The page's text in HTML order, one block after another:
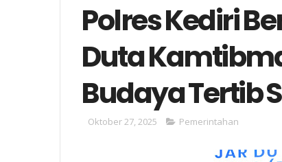
Polres Kediri
Duta
Budaya Tertib
Oktober 27, 2025 Pemerintahan